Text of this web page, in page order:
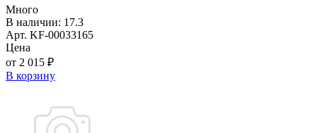
Много
В наличии: 17.3
Арт. KF-00033165
Цена
от 2 015 ₽
В корзину